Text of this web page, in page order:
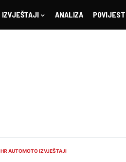
IZVJEŠTAJI ANALIZA POVIJEST
HR AUTOMOTO IZVJEŠTAJI